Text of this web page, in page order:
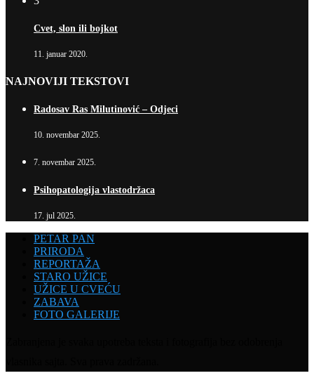
Cvet, slon ili bojkot
11. januar 2020.
NAJNOVIJI TEKSTOVI
Radosav Ras Milutinović – Odjeci
10. novembar 2025.
7. novembar 2025.
Psihopatologija vlastodržaca
17. jul 2025.
PETAR PAN
PRIRODA
REPORTAŽA
STARO UŽICE
UŽICE U CVEĆU
ZABAVA
FOTO GALERIJE